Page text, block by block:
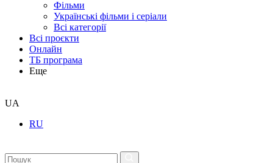
Фільми
Українські фільми і серіали
Всі категорії
Всі проєкти
Онлайн
ТБ програма
Еще
UA
RU